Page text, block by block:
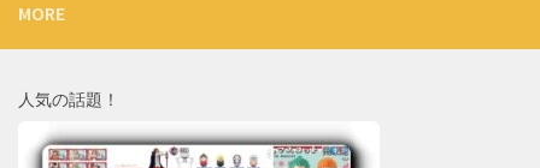
MORE
人気の話題！